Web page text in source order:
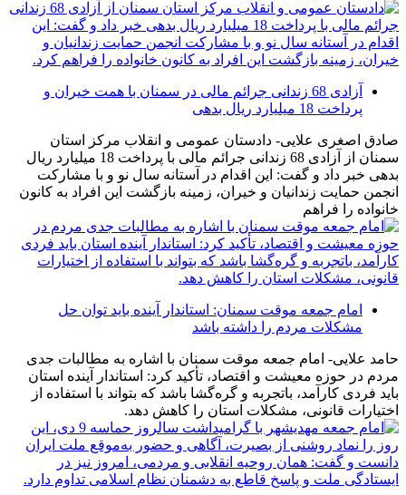
آزادی 68 زندانی جرائم مالی در سمنان با همت خیران و
پرداخت 18 میلیارد ریال بدهی
صادق اصغری علایی- دادستان عمومی و انقلاب مرکز استان
سمنان از آزادی 68 زندانی جرائم مالی با پرداخت 18 میلیارد ریال
بدهی خبر داد و گفت: این اقدام در آستانه سال نو و با مشارکت
انجمن حمایت زندانیان و خیران، زمینه بازگشت این افراد به کانون
خانواده را فراهم
امام جمعه موقت سمنان: استاندار آینده باید توان حل
مشکلات مردم را داشته باشد
حامد علایی- امام جمعه موقت سمنان با اشاره به مطالبات جدی
مردم در حوزه معیشت و اقتصاد، تأکید کرد: استاندار آینده استان
باید فردی کارآمد، باتجربه و گره‌گشا باشد که بتواند با استفاده از
اختیارات قانونی، مشکلات استان را کاهش دهد.